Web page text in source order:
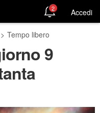
2 Accedi
> Tempo libero
9